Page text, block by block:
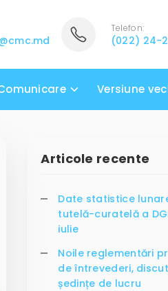
Telefon:
(022) 24-
Versiune
Articole recente
Date statistice
tutelă-curatelă a
iulie
Noile reglementări
de întrevederi,
ședințe de lucru